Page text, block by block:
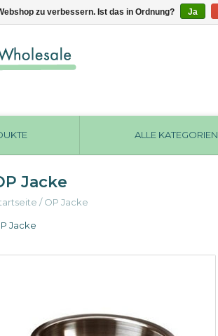
ALLE KATEGORIEN
Jacke
/OP Jacke
Jacke
zu verbessern. Ist das in Ordnung? Ja